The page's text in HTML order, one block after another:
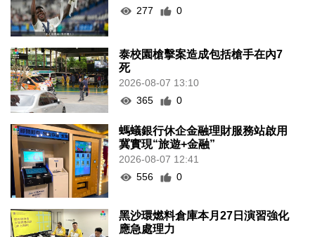
277
0
泰校園槍擊案造成包括槍手在內7
死
2026-08-07 13:10
365
0
螞蟻銀行休企金融理財服務站啟用
冀實現“旅遊+金融”
2026-08-07 12:41
556
0
黑沙環燃料倉庫本月27日演習強化
應急處理力